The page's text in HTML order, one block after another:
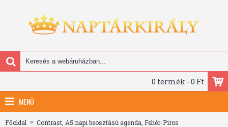
0 termék - 0 Ft
MENÜ
Főoldal Contrast, A5 napi beosztású agenda, Fehér-Piros